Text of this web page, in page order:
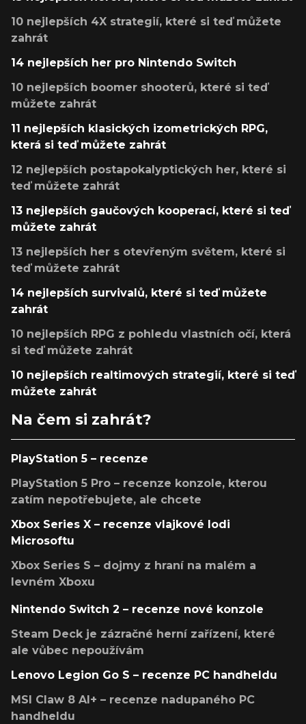
10 nejlepších 4X strategií, které si teď můžete
zahrát
14 nejlepších her pro Nintendo Switch
10 nejlepších boomer shooterů, které si teď
můžete zahrát
11 nejlepších klasických izometrických RPG,
která si teď můžete zahrát
12 nejlepších postapokalyptických her, které si
teď můžete zahrát
13 nejlepších gaučových kooperací, které si teď
můžete zahrát
13 nejlepších her s otevřeným světem, které si
teď můžete zahrát
14 nejlepších survivalů, které si teď můžete
zahrát
10 nejlepších RPG z pohledu vlastních očí, která
si teď můžete zahrát
10 nejlepších realtimových strategií, které si teď
můžete zahrát
Na čem si zahrát?
PlayStation 5 – recenze
PlayStation 5 Pro – recenze konzole, kterou
zatím nepotřebujete, ale chcete
Xbox Series X – recenze vlajkové lodi
Microsoftu
Xbox Series S – dojmy z hraní na malém a
levném Xboxu
Nintendo Switch 2 – recenze nové konzole
Steam Deck je zázračné herní zařízení, které
ale vůbec nepoužívám
Lenovo Legion Go S – recenze PC handheldu
MSI Claw 8 AI+ – recenze nadupaného PC
handheldu